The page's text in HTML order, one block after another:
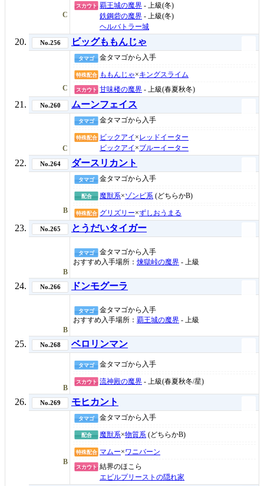
C
スカウト 覇王城の魔界 - 上級(冬)
鉄鋼砦の魔界 - 上級(冬)
ヘルバトラー城
No.256 ビッグももんじゃ
C
タマゴ 金タマゴから入手
特殊配合 ももんじゃ×キングスライム
スカウト 甘味楼の魔界 - 上級(春夏秋冬)
No.260 ムーンフェイス
C
タマゴ 金タマゴから入手
特殊配合 ビックアイ ×レッドイーター
ビックアイ ×ブルーイーター
No.264 ダースリカント
B
タマゴ 金タマゴから入手
配合 魔獣系×ゾンビ系 (どちらかB)
特殊配合 グリズリー×ずしおうまる
No.265 とうだいタイガー
B
タマゴ
金タマゴから入手
おすすめ入手場所： 煉獄峠の魔界 - 上級
No.266 ドンモグーラ
B
タマゴ
金タマゴから入手
おすすめ入手場所： 覇王城の魔界 - 上級
No.268 ベロリンマン
B
タマゴ 金タマゴから入手
スカウト 流神殿の魔界 - 上級(春夏秋冬/星)
No.269 モヒカント
B
タマゴ 金タマゴから入手
配合 魔獣系×物質系 (どちらかB)
特殊配合 マムー×ワニバーン
スカウト 結界のほこら
エビルプリーストの隠れ家